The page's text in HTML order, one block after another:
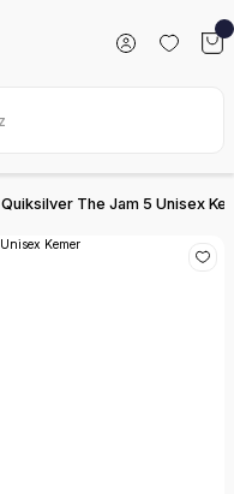
Quiksilver The Jam 5 Unisex